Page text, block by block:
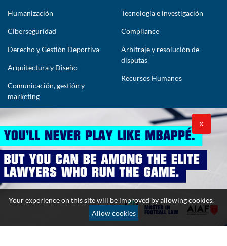
Humanización
Ciberseguridad
Derecho y Gestión Deportiva
Arquitectura y Diseño
Comunicación, gestión y
marketing
Tecnología e investigación
Compliance
Arbitraje y resolución de
disputas
Recursos Humanos
lawyers@theimpactlawyers.com
SUSCRIBIRSE
X
Your experience on this site will be improved by allowing cookies.
Allow cookies